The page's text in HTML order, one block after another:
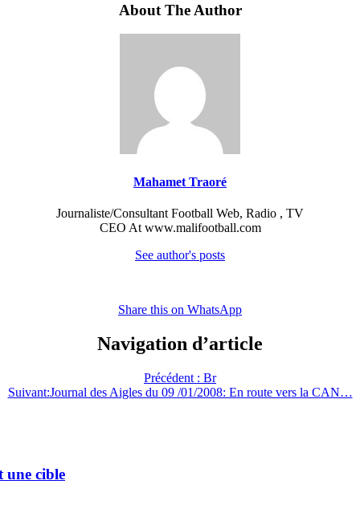
About The Author
Mahamet Traoré
Journaliste/Consultant Football Web, Radio , TV
CEO At www.malifootball.com
See author's posts
Share this on WhatsApp
Navigation d’article
Précédent : Br
Suivant:Journal des Aigles du 09 /01/2008: En route vers la CAN…
une cible